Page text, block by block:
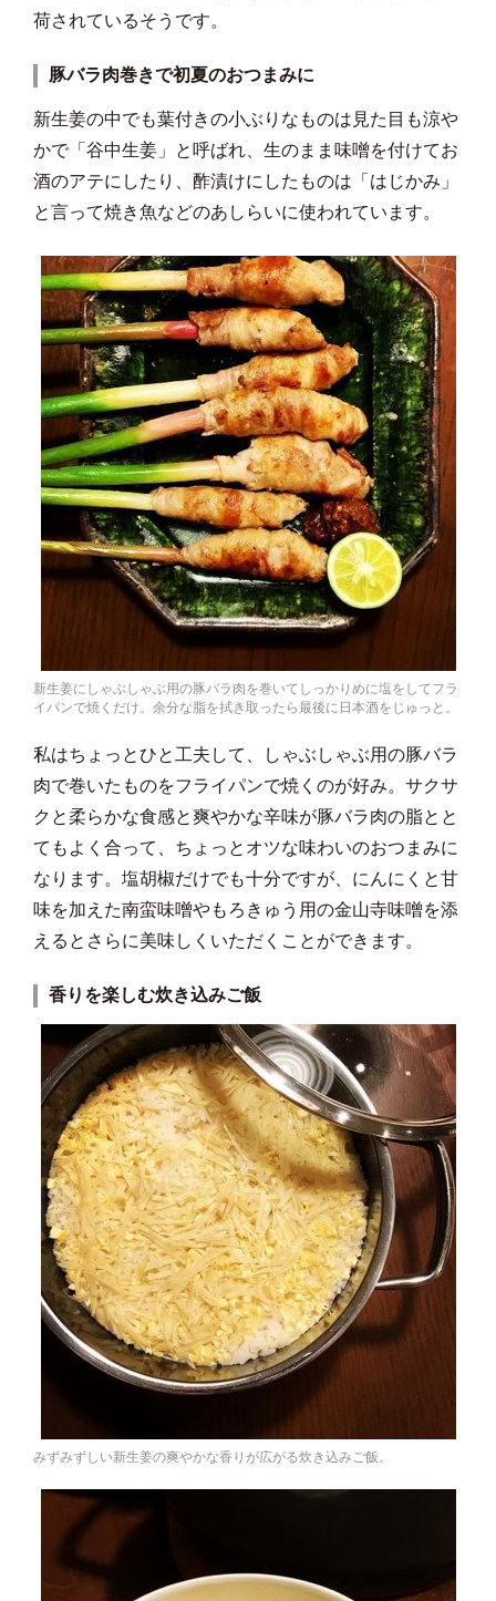
荷されているそうです。
豚バラ肉巻きで初夏のおつまみに
新生姜の中でも葉付きの小ぶりなものは見た目も涼や
かで「谷中生姜」と呼ばれ、生のまま味噌を付けてお
酒のアテにしたり、酢漬けにしたものは「はじかみ」
と言って焼き魚などのあしらいに使われています。
新生姜にしゃぶしゃぶ用の豚バラ肉を巻いてしっかりめに塩をしてフラ
イパンで焼くだけ。余分な脂を拭き取ったら最後に日本酒をじゅっと。
私はちょっとひと工夫して、しゃぶしゃぶ用の豚バラ
肉で巻いたものをフライパンで焼くのが好み。サクサ
クと柔らかな食感と爽やかな辛味が豚バラ肉の脂とと
てもよく合って、ちょっとオツな味わいのおつまみに
なります。塩胡椒だけでも十分ですが、にんにくと甘
味を加えた南蛮味噌やもろきゅう用の金山寺味噌を添
えるとさらに美味しくいただくことができます。
香りを楽しむ炊き込みご飯
みずみずしい新生姜の爽やかな香りが広がる炊き込みご飯。